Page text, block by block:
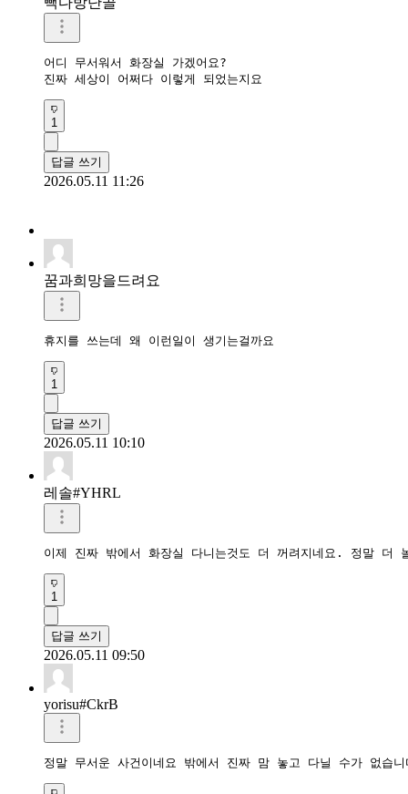
어디 무서워서 화장실 가겠어요?
진짜 세상이 어쩌다 이렇게 되었는지요
1
답글 쓰기
2026.05.11 11:26
꿈과희망을드려요
휴지를 쓰는데 왜 이런일이 생기는걸까요
1
답글 쓰기
2026.05.11 10:10
레솔#YHRL
이제 진짜 밖에서 화장실 다니는것도 더 꺼려지네요. 정말 더
1
답글 쓰기
2026.05.11 09:50
yorisu#CkrB
정말 무서운 사건이네요 밖에서 진짜 맘 놓고 다닐 수가 없습